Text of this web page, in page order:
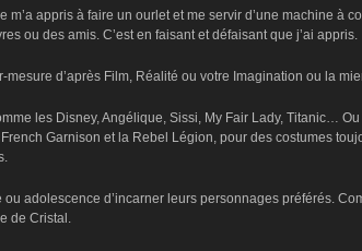
m’a appris à faire un ourlet et me servir d’une machine à
ou des amis. C’est en faisant et défaisant que j’ai appris.
mesure d’après Film, Réalité ou votre Imagination ou la
les Disney, Angélique, Sissi, My Fair Lady, Titanic… Ou
Garnison et la Rebel Légion, pour des costumes
ou adolescence d’incarner leurs personnages préférés.
de Cristal.